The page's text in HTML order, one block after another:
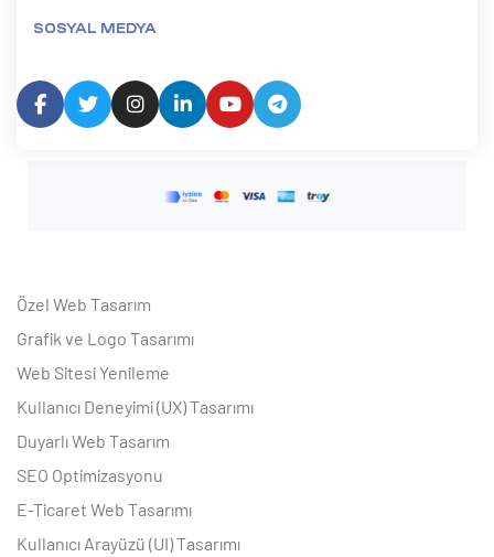
SOSYAL MEDYA
Özel Web Tasarım
Grafik ve Logo Tasarımı
Web Sitesi Yenileme
Kullanıcı Deneyimi (UX) Tasarımı
Duyarlı Web Tasarım
SEO Optimizasyonu
E-Ticaret Web Tasarımı
Kullanıcı Arayüzü (UI) Tasarımı